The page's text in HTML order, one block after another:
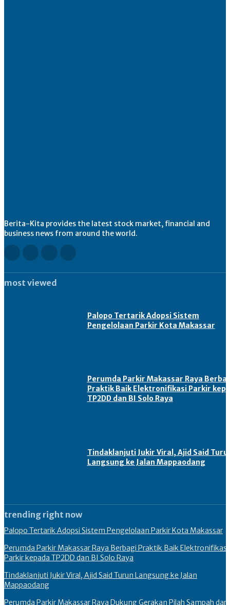
Berita-Kita provides the latest stock market, financial and
business news from around the world.
most viewed
Palopo Tertarik Adopsi Sistem
Pengelolaan Parkir Kota Makassar
Perumda Parkir Makassar Raya
Praktik Baik Elektronifikasi Parkir
TP2DD dan BI Solo Raya
Tindaklanjuti Jukir Viral, Ajid Said
Langsung ke Jalan Mappaodang
trending right now
Palopo Tertarik Adopsi Sistem Pengelolaan Parkir Kota Makassar
Perumda Parkir Makassar Raya Berbagi Praktik Baik Elektronifikasi
Parkir kepada TP2DD dan BI Solo Raya
Tindaklanjuti Jukir Viral, Ajid Said Turun Langsung ke Jalan
Mappaodang
Perumda Parkir Makassar Raya Dukung Gerakan Pilah Sampah dari